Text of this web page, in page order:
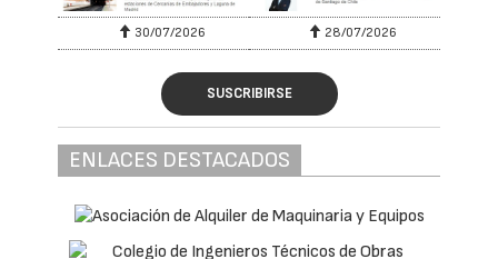
30/07/2026 28/07/2026
SUSCRIBIRSE
ENLACES DESTACADOS